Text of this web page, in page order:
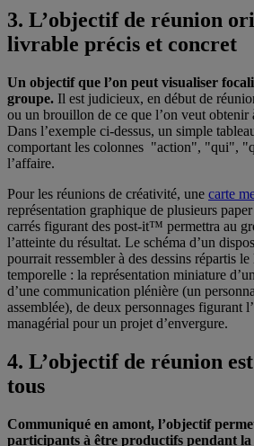
3. L’objectif de réunion
livrable précis et concret
Un objectif que l’on peut visualiser
groupe. Il est judicieux, en début de
ou un brouillon de ce que l’on veut obtenir
Dans l’exemple ci-dessus, un simple
comportant les colonnes "action", "qui",
l’affaire.
Pour les réunions de créativité, une carte
représentation graphique de plusieurs
carrés figurant des post-it™ permettra au
l’atteinte du résultat. Le schéma d’un
pourrait ressembler à des dessins répartis
temporelle : la représentation miniature
d’une communication plénière (un
assemblée), de deux personnages figurant
managérial pour un projet d’envergure.
4. L’objectif de réunion
tous
Communiqué en amont, l’objectif
participants à être productifs pendant